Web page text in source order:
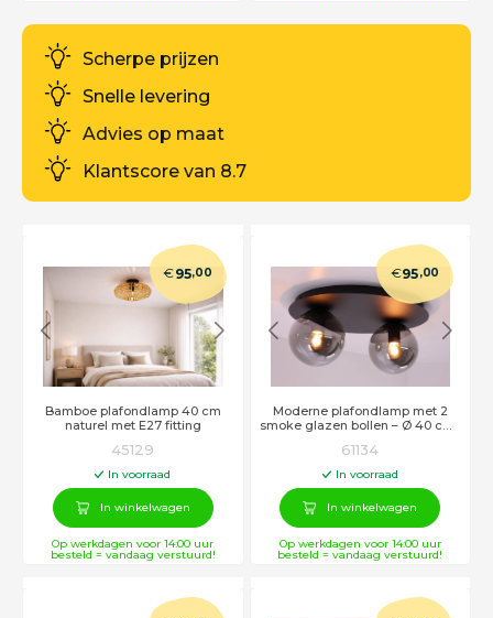
Scherpe prijzen
Snelle levering
Advies op maat
Klantscore van 8.7
Bamboe plafondlamp 40 cm
naturel met E27 fitting
€95,00
45129
In voorraad
In winkelwagen
Op werkdagen voor 14:00 uur
besteld = vandaag verstuurd!
Moderne plafondlamp met 2
smoke glazen bollen – Ø 40 cm |
€95,00
61134
In voorraad
In winkelwagen
Op werkdagen voor 14:00 uur
besteld = vandaag verstuurd!